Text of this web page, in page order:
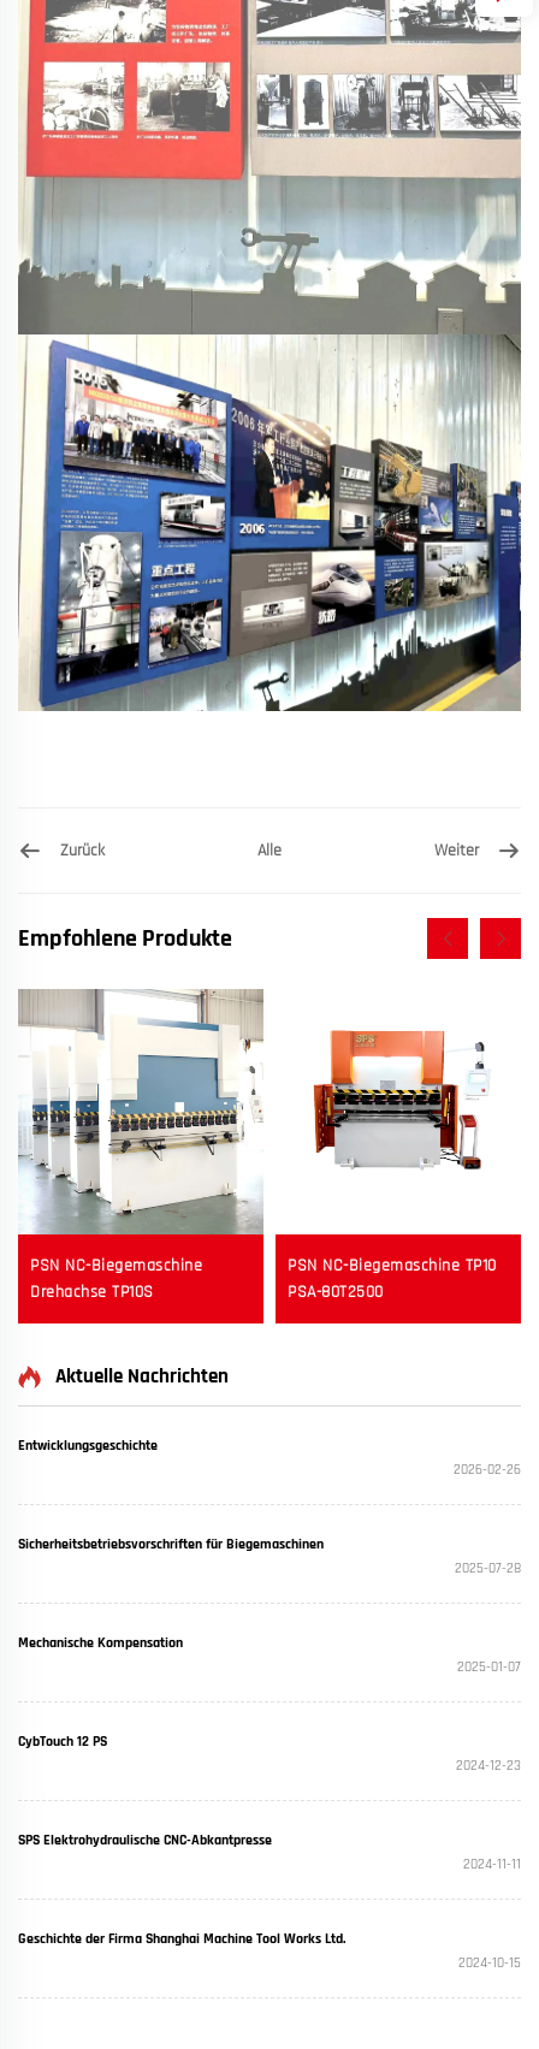
Zurück Alle Weiter
Empfohlene Produkte
PSN NC-Biegemaschine
Drehachse TP10S
PSN NC-Biegemaschine TP10
PSA-80T2500
Aktuelle Nachrichten
Entwicklungsgeschichte
2026-02-26
Sicherheitsbetriebsvorschriften für Biegemaschinen
2025-07-28
Mechanische Kompensation
2025-01-07
CybTouch 12 PS
2024-12-23
SPS Elektrohydraulische CNC-Abkantpresse
2024-11-11
Geschichte der Firma Shanghai Machine Tool Works Ltd.
2024-10-15